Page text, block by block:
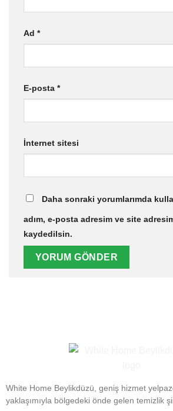
Ad *
E-posta *
İnternet sitesi
Daha sonraki yorumlarımda
adım, e-posta adresim ve site
kaydedilsin.
White Home Beylikdüzü, geniş hizmet
yaklaşımıyla bölgedeki önde gelen temizlik